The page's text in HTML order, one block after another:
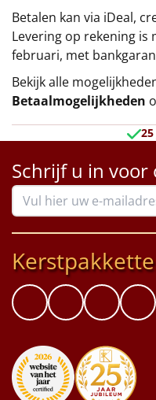
Betalen kan via iDeal,
Levering op rekening is
februari, met
Bekijk alle
Betaalmogelijkheden
Schrijf u in